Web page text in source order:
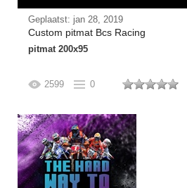
Geplaatst: jan 28, 2019
Custom pitmat Bcs Racing
pitmat 200x95
2599 0